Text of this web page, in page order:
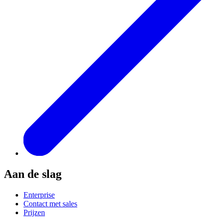
Aan de slag
Enterprise
Contact met sales
Prijzen